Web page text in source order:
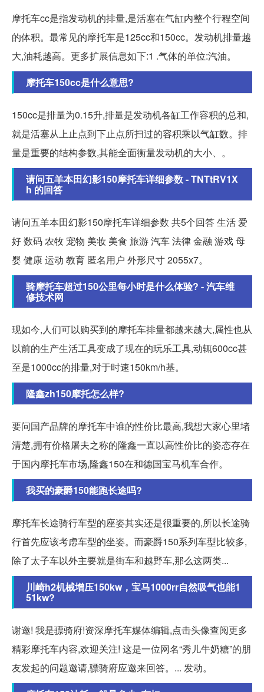
摩托车cc是指发动机的排量,是活塞在气缸内整个行程空间
的体积。最常见的摩托车是125cc和150cc。发动机排量越
大,油耗越高。更多扩展信息如下:1 .气体的单位:汽油。
摩托车150cc是什么意思?
150cc是排量为0.15升,排量是发动机各缸工作容积的总和,
就是活塞从上止点到下止点所扫过的容积乘以气缸数。排
量是重要的结构参数,其能全面衡量发动机的大小、。
请问五羊本田幻影150摩托车详细参数 - TNTtRV1X
h 的回答
请问五羊本田幻影150摩托车详细参数 共5个回答 生活 爱
好 数码 农牧 宠物 美妆 美食 旅游 汽车 法律 金融 游戏 母
婴 健康 运动 教育 匿名用户 外形尺寸 2055x7。
骑摩托车超过150公里每小时是什么体验? - 汽车维
修技术网
现如今,人们可以购买到的摩托车排量都越来越大,属性也从
以前的生产生活工具变成了现在的玩乐工具,动辄600cc甚
至是1000cc的排量,对于时速150km/h基。
隆鑫zh150摩托怎么样?
要问国产品牌的摩托车中谁的性价比最高,我想大家心里堵
清楚,拥有价格屠夫之称的隆鑫一直以高性价比的姿态存在
于国内摩托车市场,隆鑫150在和德国宝马机车合作。
我买的豪爵150能跑长途吗?
摩托车长途骑行车型的座姿其实还是很重要的,所以长途骑
行首先应该考虑车型的坐姿。而豪爵150系列车型比较多,
除了太子车以外主要就是街车和越野车,那么这两类...
川崎h2机械增压150kw，宝马1000rr自然吸气也能1
51kw?
谢邀! 我是骠骑府!资深摩托车媒体编辑,点击头像查阅更多
精彩摩托车内容,欢迎关注! 这是一位网名“秀儿牛奶糖”的朋
友发起的问题邀请,骠骑府应邀来回答。... 发动。